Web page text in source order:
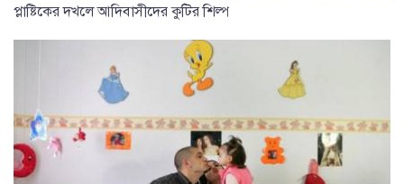
প্লাষ্টিকের দখলে আদিবাসীদের কুটির শিল্প